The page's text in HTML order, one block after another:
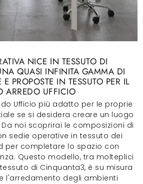
NICE IN TESSUTO DI
QUASI INFINITA GAMMA DI
E PROPOSTE IN TESSUTO PER IL
ARREDO UFFICIO
Ufficio più adatto per le proprie
se si desidera creare un luogo
noi scoprirai le composizioni di
sedie operative in tessuto dei
per completare lo spazio con
Questo modello, tra molteplici
di Cinquanta3, è su misura
l'arredamento degli ambienti